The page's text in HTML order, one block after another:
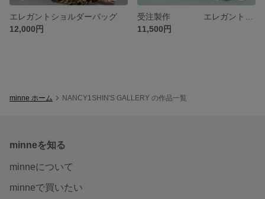
エレガントショルダーバッグ
12,000円
11,500円
minne ホーム NANCY1SHIN'S GALLERY の作品一覧
minneを知る
minneについて
minneで買いたい